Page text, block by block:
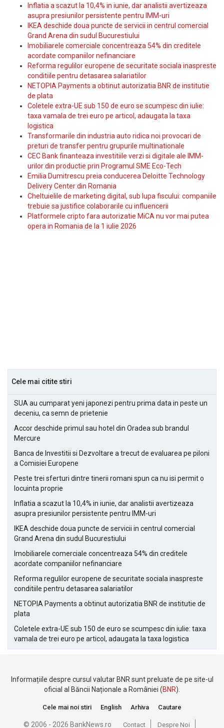
Inflatia a scazut la 10,4% in iunie, dar analistii avertizeaza
asupra presiunilor persistente pentru IMM-uri
IKEA deschide doua puncte de servicii in centrul comercial
Grand Arena din sudul Bucurestiului
Imobiliarele comerciale concentreaza 54% din creditele
acordate companiilor nefinanciare
Reforma regulilor europene de securitate sociala inaspreste
conditiile pentru detasarea salariatilor
NETOPIA Payments a obtinut autorizatia BNR de institutie
de plata
Coletele extra-UE sub 150 de euro se scumpesc din iulie:
taxa vamala de trei euro pe articol, adaugata la taxa
logistica
Transformarile din industria auto ridica noi provocari de
preturi de transfer pentru grupurile multinationale
CEC Bank finanteaza investitiile verzi si digitale ale IMM-
urilor din productie prin Programul SME Eco-Tech
Emilia Dumitrescu preia conducerea Deloitte Technology
Delivery Center din Romania
Cheltuielile de marketing digital, sub lupa fiscului: companiile
trebuie sa justifice colaborarile cu influencerii
Platformele cripto fara autorizatie MiCA nu vor mai putea
opera in Romania de la 1 iulie 2026
Cele mai citite stiri
SUA au cumparat yeni japonezi pentru prima data in peste un
deceniu, ca semn de prietenie
Accor deschide primul sau hotel din Oradea sub brandul
Mercure
Banca de Investitii si Dezvoltare a trecut de evaluarea pe piloni
a Comisiei Europene
Peste trei sferturi dintre tinerii romani spun ca nu isi permit o
locuinta proprie
Inflatia a scazut la 10,4% in iunie, dar analistii avertizeaza
asupra presiunilor persistente pentru IMM-uri
IKEA deschide doua puncte de servicii in centrul comercial
Grand Arena din sudul Bucurestiului
Imobiliarele comerciale concentreaza 54% din creditele
acordate companiilor nefinanciare
Reforma regulilor europene de securitate sociala inaspreste
conditiile pentru detasarea salariatilor
NETOPIA Payments a obtinut autorizatia BNR de institutie de
plata
Coletele extra-UE sub 150 de euro se scumpesc din iulie: taxa
vamala de trei euro pe articol, adaugata la taxa logistica
Informațiile despre cursul valutar BNR sunt preluate de pe site-ul
oficial al Băncii Naționale a României (BNR).
Cele mai noi stiri English Arhiva Cautare
© 2006 - 2026 BankNews.ro Contact Despre Noi